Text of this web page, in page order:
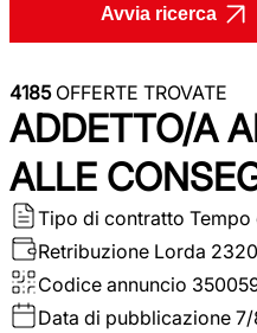
Avvia ricerca
4185OFFERTE TROVATE
ADDETTO/A
ALLE
Tipo di contratto Tempo
Retribuzione Lorda
Codice annuncio
Data di pubblicazione